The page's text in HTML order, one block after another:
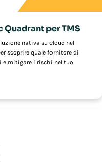
Quadrant per TMS
nativa su cloud nel
scoprire quale fornitore di
e mitigare i rischi nel tuo